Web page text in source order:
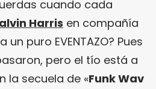
cuando cada
Harris en compañía
puro EVENTAZO? Pues
pero el tío está a
la secuela de «Funk Wav